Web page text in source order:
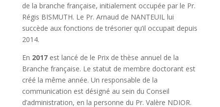
de la branche française, initialement occupée par le Pr.
Régis BISMUTH. Le Pr. Arnaud de NANTEUIL lui
succède aux fonctions de trésorier qu’il occupait depuis
2014.
En 2017est lancé de le Prix de thèse annuel de la
Branche française. Le statut de membre doctorant est
créé la même année. Un responsable de la
communication est désigné au sein du Conseil
d’administration, en la personne du Pr. Valère NDIOR.